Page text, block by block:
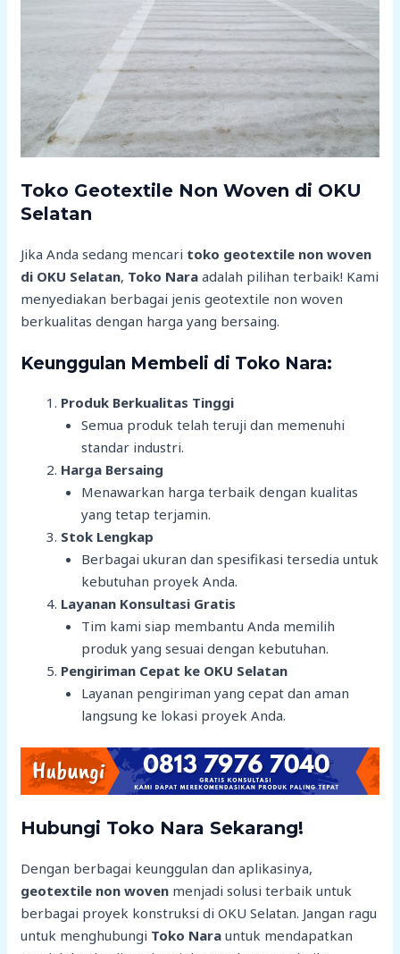
Toko Geotextile Non Woven di OKU
Selatan
Jika Anda sedang mencari toko geotextile non woven
di OKU Selatan, Toko Nara adalah pilihan terbaik! Kami
menyediakan berbagai jenis geotextile non woven
berkualitas dengan harga yang bersaing.
Keunggulan Membeli di Toko Nara:
Produk Berkualitas Tinggi
Semua produk telah teruji dan memenuhi
standar industri.
Harga Bersaing
Menawarkan harga terbaik dengan kualitas
yang tetap terjamin.
Stok Lengkap
Berbagai ukuran dan spesifikasi tersedia untuk
kebutuhan proyek Anda.
Layanan Konsultasi Gratis
Tim kami siap membantu Anda memilih
produk yang sesuai dengan kebutuhan.
Pengiriman Cepat ke OKU Selatan
Layanan pengiriman yang cepat dan aman
langsung ke lokasi proyek Anda.
Hubungi Toko Nara Sekarang!
Dengan berbagai keunggulan dan aplikasinya,
geotextile non woven menjadi solusi terbaik untuk
berbagai proyek konstruksi di OKU Selatan. Jangan ragu
untuk menghubungi Toko Nara untuk mendapatkan